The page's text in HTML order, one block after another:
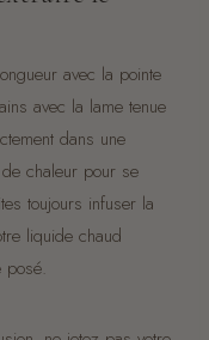
avec la pointe
avec la lame tenue
dans une
chaleur pour se
toujours infuser la
liquide chaud
posé.